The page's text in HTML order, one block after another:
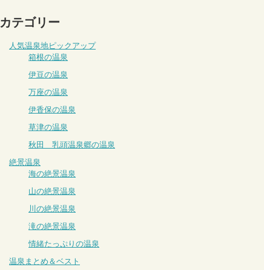
カテゴリー
人気温泉地ピックアップ
箱根の温泉
伊豆の温泉
万座の温泉
伊香保の温泉
草津の温泉
秋田 乳頭温泉郷の温泉
絶景温泉
海の絶景温泉
山の絶景温泉
川の絶景温泉
滝の絶景温泉
情緒たっぷりの温泉
温泉まとめ＆ベスト